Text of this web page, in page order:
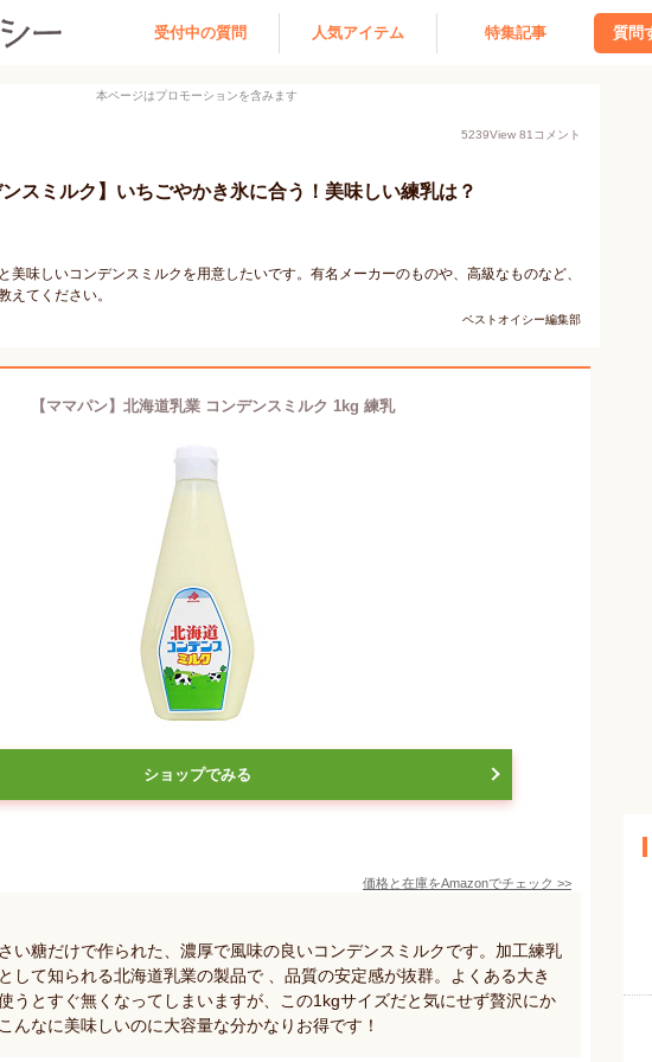
受付中の質問 人気アイテム 特集記事 質問
本ページはプロモーションを含みます
5239View 81 コメント
ンスミルク】いちごやかき氷に合う！美味しい練乳は？
美味しいコンデンスミルクを用意したいです。有名メーカーのものや、高級なものなど、
えてください。
ベストオイシー編集部
【ママパン】北海道乳業 コンデンスミルク 1kg 練乳
ショップでみる
価格と在庫をAmazonでチェック >>
い糖だけで作られた、濃厚で風味の良いコンデンスミルクです。加工練乳
して知られる北海道乳業の製品で 、品質の安定感が抜群。よくある大き
うとすぐ無くなってしまいますが、この1kgサイズだと気にせず贅沢にか
んなに美味しいのに大容量な分かなりお得です！